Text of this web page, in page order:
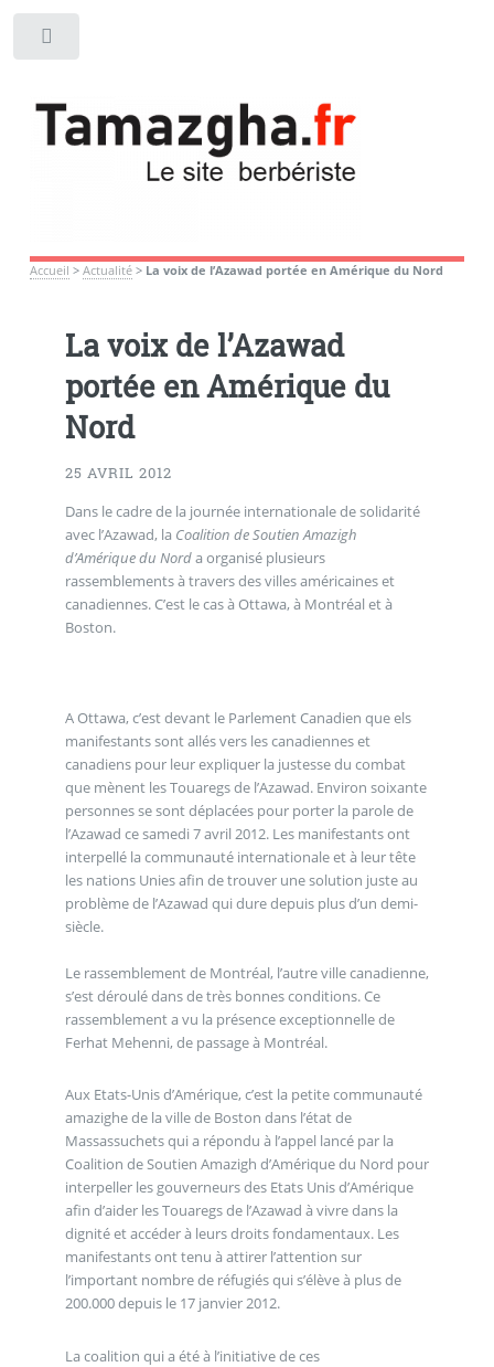
Accueil > Actualité> La voix de l’Azawad portée en Amérique du Nord
La voix de l’Azawad
portée en Amérique du
Nord
25 AVRIL 2012
Dans le cadre de la journée internationale de solidarité
avec l’Azawad, la Coalition de Soutien Amazigh
d’Amérique du Norda organisé plusieurs
rassemblements à travers des villes américaines et
canadiennes. C’est le cas à Ottawa, à Montréal et à
Boston.
A Ottawa, c’est devant le Parlement Canadien que els
manifestants sont allés vers les canadiennes et
canadiens pour leur expliquer la justesse du combat
que mènent les Touaregs de l’Azawad. Environ soixante
personnes se sont déplacées pour porter la parole de
l’Azawad ce samedi 7 avril 2012. Les manifestants ont
interpellé la communauté internationale et à leur tête
les nations Unies afin de trouver une solution juste au
problème de l’Azawad qui dure depuis plus d’un demi-
siècle.
Le rassemblement de Montréal, l’autre ville canadienne,
s’est déroulé dans de très bonnes conditions. Ce
rassemblement a vu la présence exceptionnelle de
Ferhat Mehenni, de passage à Montréal.
Aux Etats-Unis d’Amérique, c’est la petite communauté
amazighe de la ville de Boston dans l’état de
Massassuchets qui a répondu à l’appel lancé par la
Coalition de Soutien Amazigh d’Amérique du Nord pour
interpeller les gouverneurs des Etats Unis d’Amérique
afin d’aider les Touaregs de l’Azawad à vivre dans la
dignité et accéder à leurs droits fondamentaux. Les
manifestants ont tenu à attirer l’attention sur
l’important nombre de réfugiés qui s’élève à plus de
200.000 depuis le 17 janvier 2012.
La coalition qui a été à l’initiative de ces